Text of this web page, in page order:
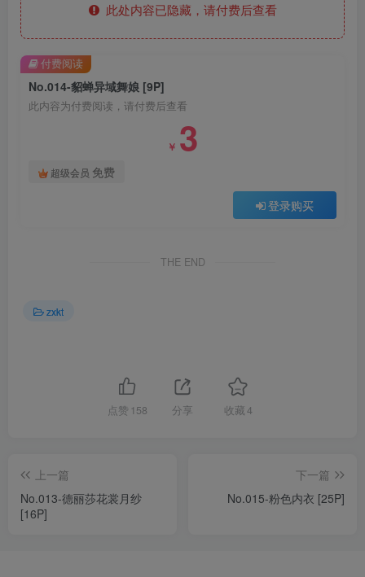
此处内容已隐藏，请付费后查看
No.014-貂蝉异域舞娘 [9P]
此内容为付费阅读，请付费后查看
￥ 3
超级会员 免费
登录购买
付费阅读
THE END
zxkt
点赞 158 分享 收藏4
上一篇
No.013-德丽莎花裳月纱
[16P]
下一篇
No.015-粉色内衣 [25P]